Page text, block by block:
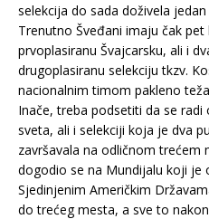
selekcija do sada doživela
Trenutno Šveđani imaju čak
prvoplasiranu Švajcarsku, ali i
drugoplasiranu selekciju tkzv.
nacionalnim timom pakleno
Inače, treba podsetiti da se
sveta, ali i selekciji koja je dva
završavala na odličnom trećem
dogodio se na Mundijalu koji je
Sjedinjenim Američkim
do trećeg mesta, a sve to